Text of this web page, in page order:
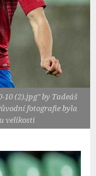
10 (2).jpg" by Tadeáš
fotografie byla
velikosti